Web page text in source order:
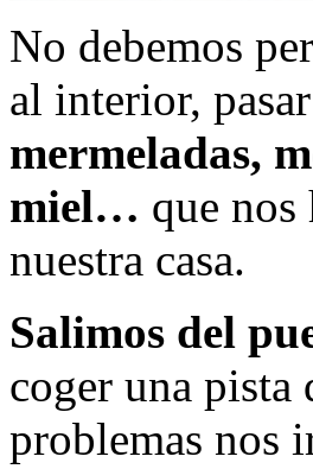
No debemos
al interior,
mermeladas,
miel… que nos
nuestra casa.
Salimos del
coger una pista
problemas nos